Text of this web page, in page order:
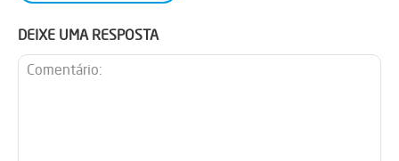
DEIXE UMA RESPOSTA